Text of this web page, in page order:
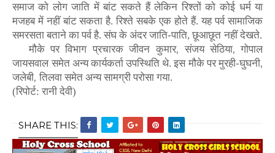
समाज को लोग जाति में बांट सकते हैं लेकिन रिश्तों को कोई धर्म या
मजहबमें नहीं बांट सकता है. रिश्ते सबके एक होते हैं. यह पर्व सामाजिक
समरसता बताने का पर्व है. संघ के अंदर जाति-पाति, छूआछूत नहीं देखते.
मौके पर विभाग प्रचारक जीवन कुमार, संजय सेठिया, गोपाल
जायसवाल समेत अन्य कार्यकर्ता उपस्थिति थे. इस मौके पर मुरही-घुघनी,
जलेबी, तिलवा समेत अन्य सामग्री परोसा गया.
(रिपोर्ट: रानी देवी)
SHARE THIS: